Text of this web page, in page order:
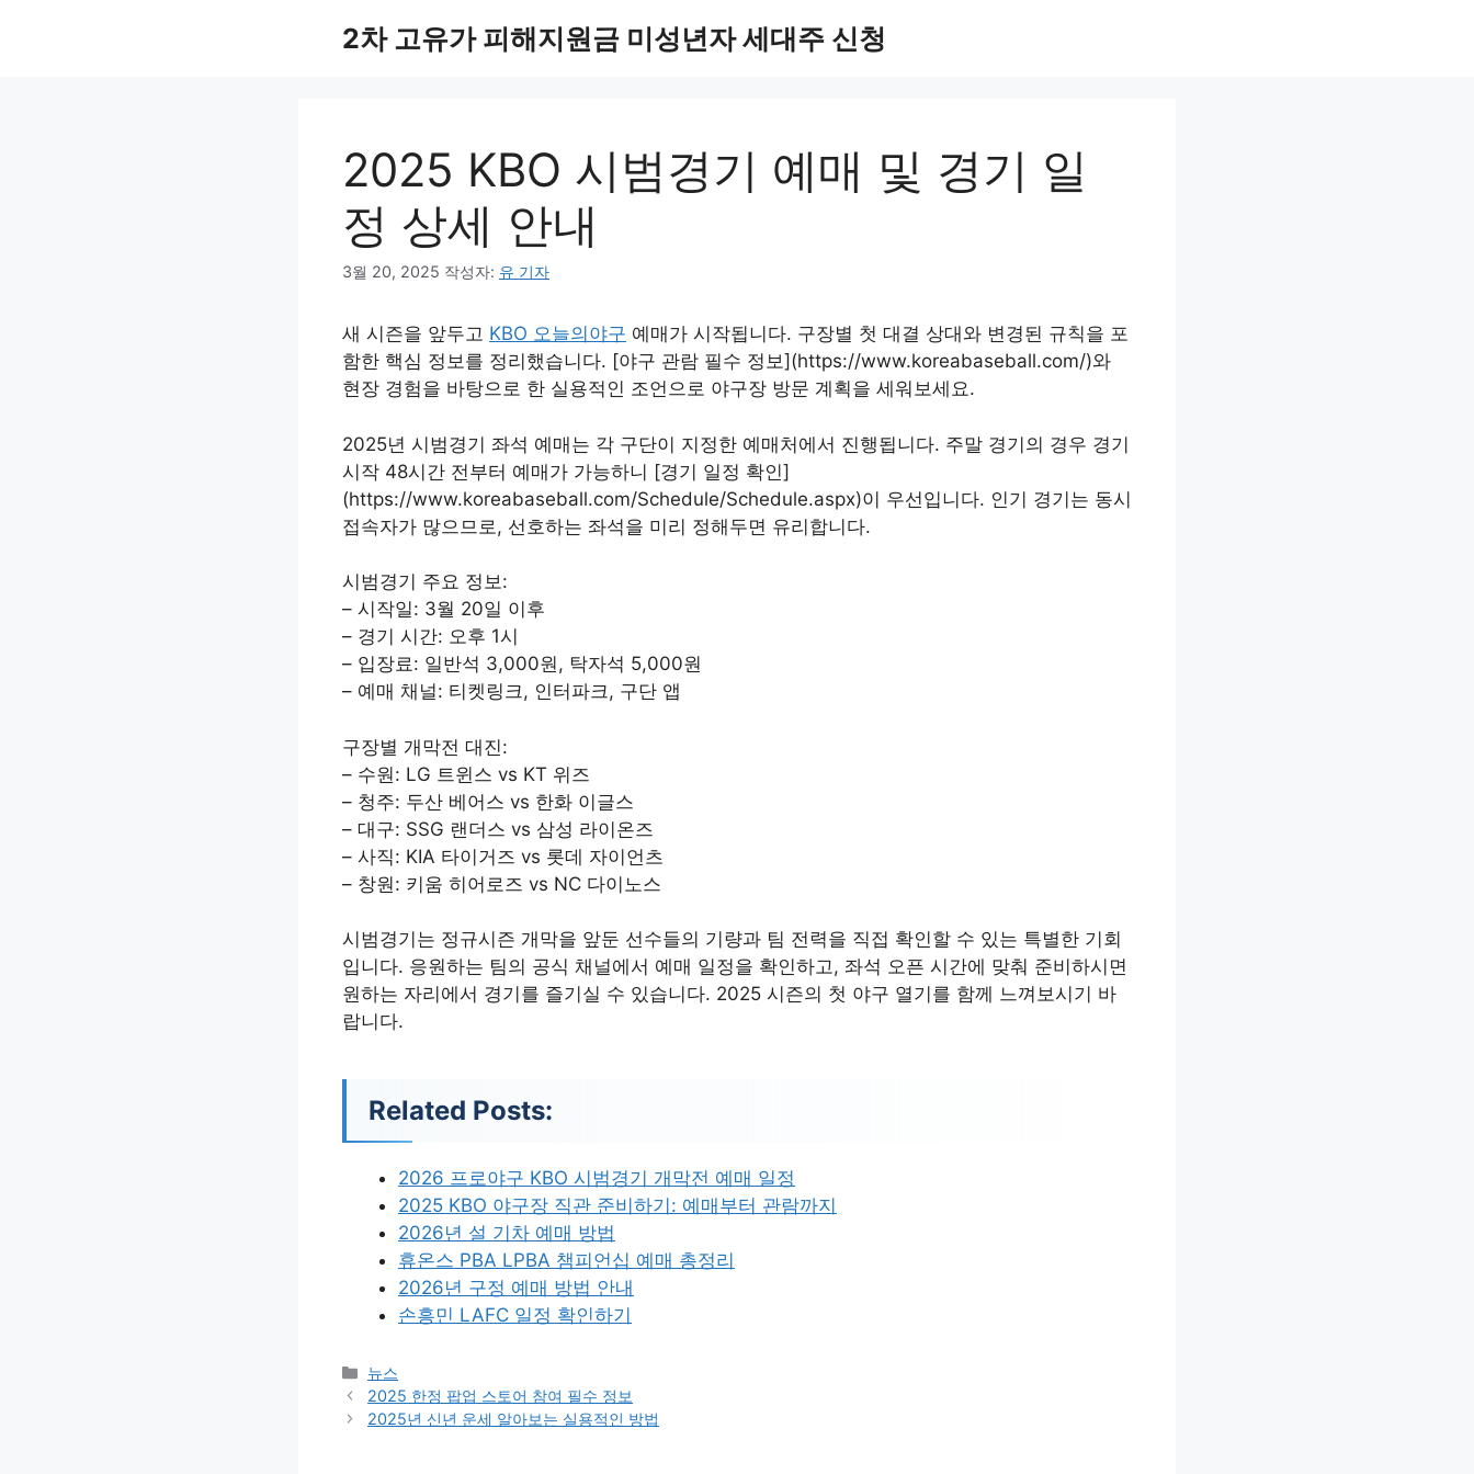
2차 고유가 피해지원금 미성년자 세대주 신청
2025 KBO 시범경기 예매 및 경기 일
정 상세 안내
3월 20, 2025 작성자: 유 기자
새 시즌을 앞두고 KBO 오늘의야구 예매가 시작됩니다. 구장별 첫 대결 상대와 변경된 규칙을 포
함한 핵심 정보를 정리했습니다. [야구 관람 필수 정보](https://www.koreabaseball.com/)와
현장 경험을 바탕으로 한 실용적인 조언으로 야구장 방문 계획을 세워보세요.
2025년 시범경기 좌석 예매는 각 구단이 지정한 예매처에서 진행됩니다. 주말 경기의 경우 경기
시작 48시간 전부터 예매가 가능하니 [경기 일정 확인]
(https://www.koreabaseball.com/Schedule/Schedule.aspx)이 우선입니다. 인기 경기는 동시
접속자가 많으므로, 선호하는 좌석을 미리 정해두면 유리합니다.
시범경기 주요 정보:
– 시작일: 3월 20일 이후
– 경기 시간: 오후 1시
– 입장료: 일반석 3,000원, 탁자석 5,000원
– 예매 채널: 티켓링크, 인터파크, 구단 앱
구장별 개막전 대진:
– 수원: LG 트윈스 vs KT 위즈
– 청주: 두산 베어스 vs 한화 이글스
– 대구: SSG 랜더스 vs 삼성 라이온즈
– 사직: KIA 타이거즈 vs 롯데 자이언츠
– 창원: 키움 히어로즈 vs NC 다이노스
시범경기는 정규시즌 개막을 앞둔 선수들의 기량과 팀 전력을 직접 확인할 수 있는 특별한 기회
입니다. 응원하는 팀의 공식 채널에서 예매 일정을 확인하고, 좌석 오픈 시간에 맞춰 준비하시면
원하는 자리에서 경기를 즐기실 수 있습니다. 2025 시즌의 첫 야구 열기를 함께 느껴보시기 바
랍니다.
Related Posts:
2026 프로야구 KBO 시범경기 개막전 예매 일정
2025 KBO 야구장 직관 준비하기: 예매부터 관람까지
2026년 설 기차 예매 방법
휴온스 PBA LPBA 챔피언십 예매 총정리
2026년 구정 예매 방법 안내
손흥민 LAFC 일정 확인하기
카
테
고
뉴스
2025 한정 팝업 스토어 참여 필수 정보
2025년 신년 운세 알아보는 실용적인 방법